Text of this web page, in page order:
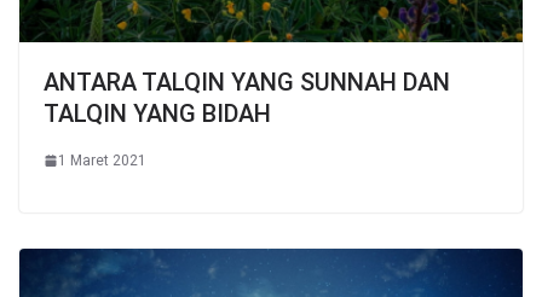
ANTARA TALQIN YANG SUNNAH DAN
TALQIN YANG BIDAH
1 Maret 2021